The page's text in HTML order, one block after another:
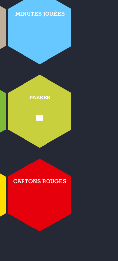
MINUTES JOUÉES
PASSES
-
CARTONS ROUGES